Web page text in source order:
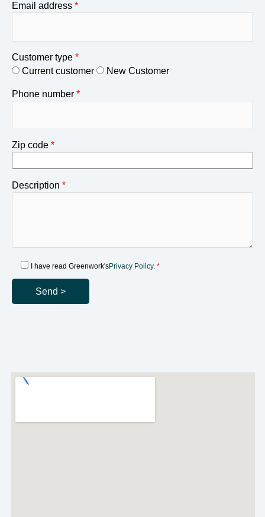
Email address *
Customer type *
Current customer
New Customer
Phone number *
Zip code *
Description *
Integritetspolicy
I have read Greenwork'sPrivacy Policy. *